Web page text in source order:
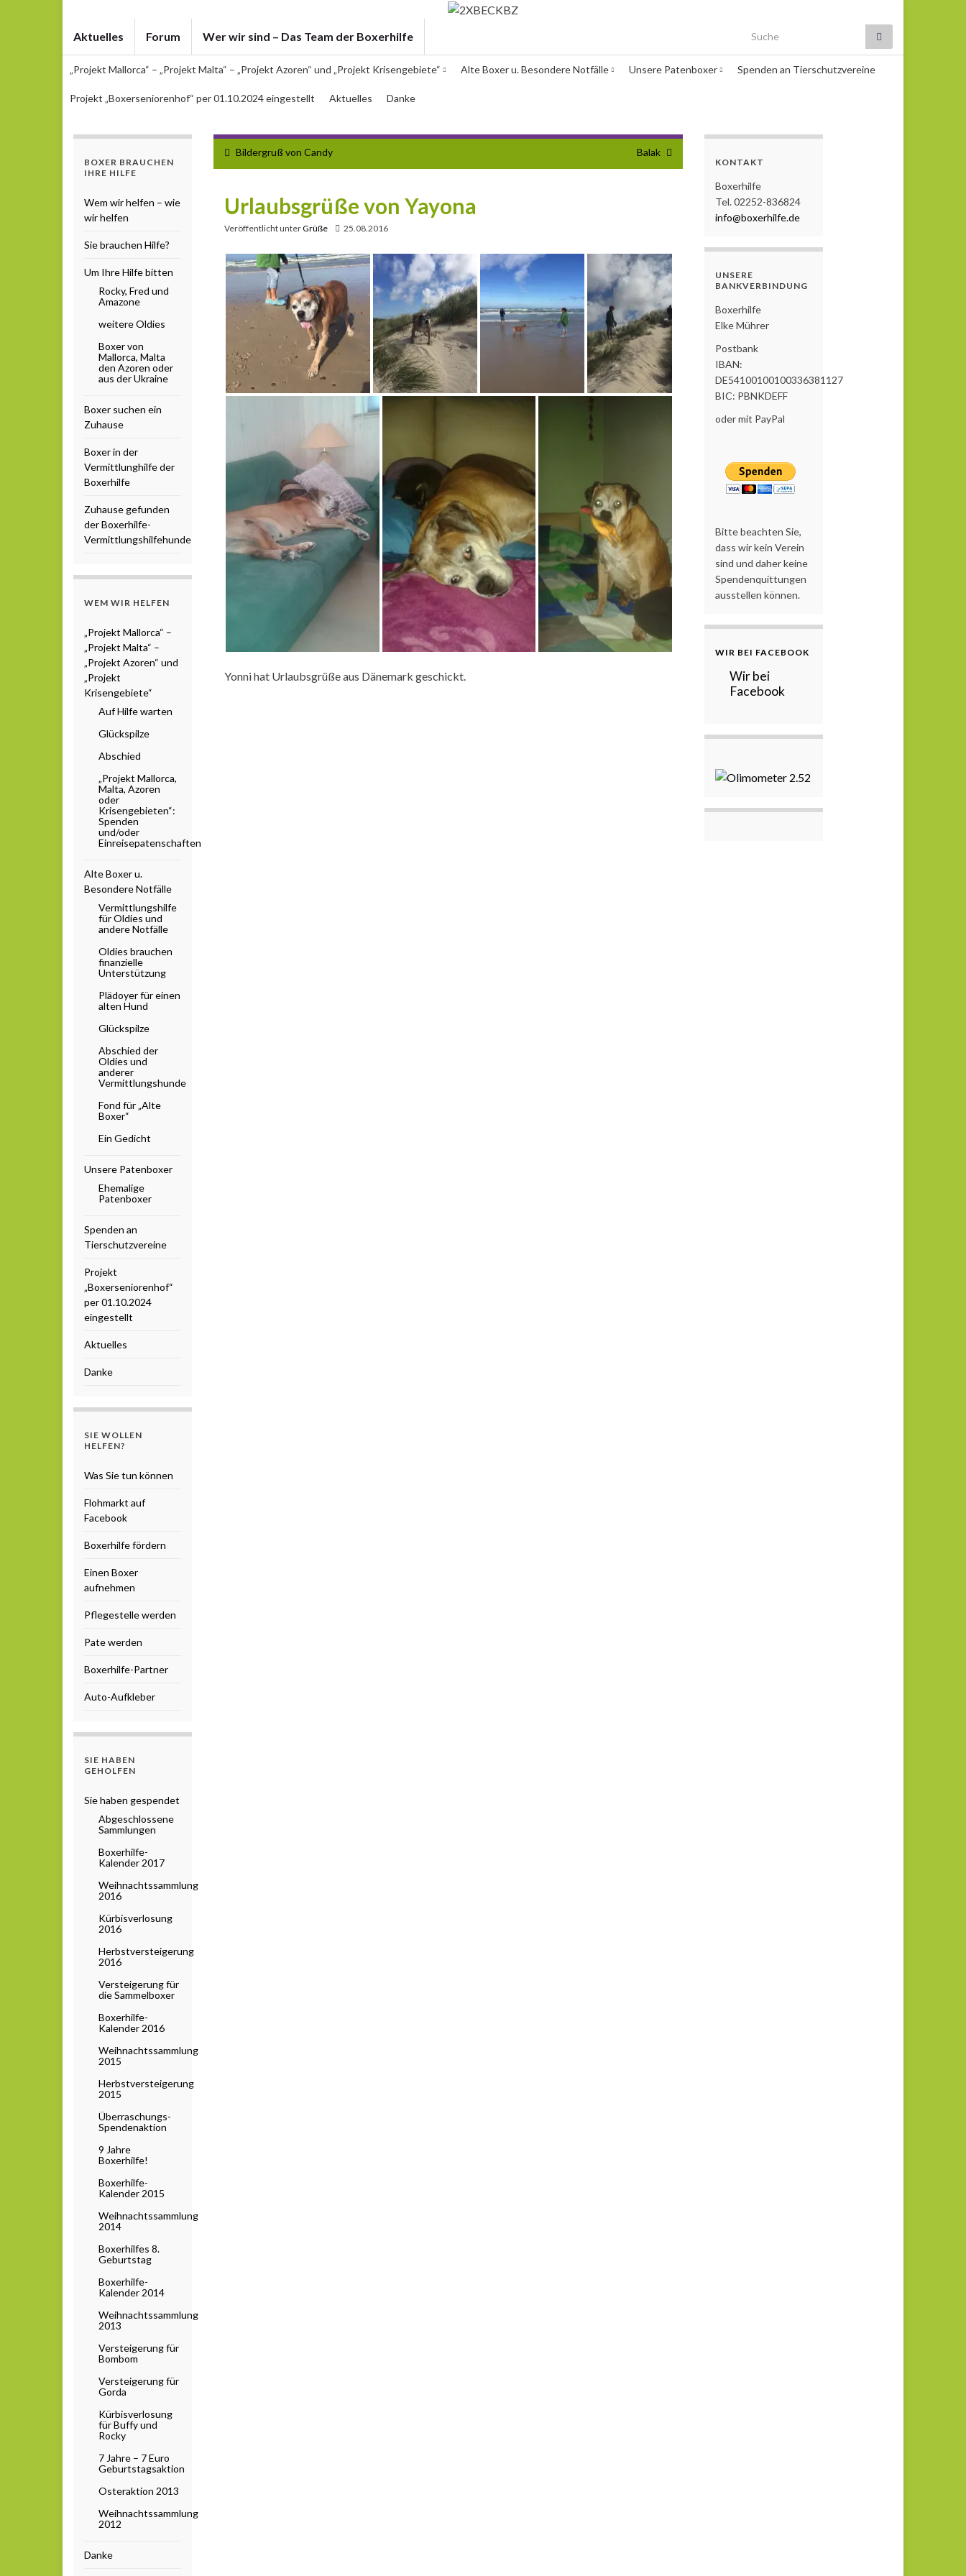
Aktuelles Forum Wer wir sind – Das Team der Boxerhilfe Search for:
„Projekt Mallorca“ – „Projekt Malta“ – „Projekt Azoren“ und „Projekt Krisengebiete“ Alte Boxer u. Besondere Notfälle Unsere Patenboxer Spenden an Tierschutzvereine
Projekt „Boxerseniorenhof“ per 01.10.2024 eingestellt Aktuelles Danke
Bildergruß von Candy Balak
Urlaubsgrüße von Yayona
Veröffentlicht unterGrüße 25.08.2016
Yonni hat Urlaubsgrüße aus Dänemark geschickt.
BOXER BRAUCHEN
IHRE HILFE
Wem wir helfen – wie
wir helfen
Sie brauchen Hilfe?
Um Ihre Hilfe bitten
Rocky, Fred und
Amazone
weitere Oldies
Boxer von
Mallorca, Malta
den Azoren oder
aus der Ukraine
Boxer suchen ein
Zuhause
Boxer in der
Vermittlunghilfe der
Boxerhilfe
Zuhause gefunden
der Boxerhilfe-
Vermittlungshilfehunde
WEM WIR HELFEN
„Projekt Mallorca“ –
„Projekt Malta“ –
„Projekt Azoren“ und
„Projekt
Krisengebiete“
Auf Hilfe warten
Glückspilze
Abschied
„Projekt Mallorca,
Malta, Azoren
oder
Krisengebieten“:
Spenden
und/oder
Einreisepatenschaften
Alte Boxer u.
Besondere Notfälle
Vermittlungshilfe
für Oldies und
andere Notfälle
Oldies brauchen
finanzielle
Unterstützung
Plädoyer für einen
alten Hund
Glückspilze
Abschied der
Oldies und
anderer
Vermittlungshunde
Fond für „Alte
Boxer“
Ein Gedicht
Unsere Patenboxer
Ehemalige
Patenboxer
Spenden an
Tierschutzvereine
Projekt
„Boxerseniorenhof“
per 01.10.2024
eingestellt
Aktuelles
Danke
SIE WOLLEN
HELFEN?
Was Sie tun können
Flohmarkt auf
Facebook
Boxerhilfe fördern
Einen Boxer
aufnehmen
Pflegestelle werden
Pate werden
Boxerhilfe-Partner
Auto-Aufkleber
SIE HABEN
GEHOLFEN
Sie haben gespendet
Abgeschlossene
Sammlungen
Boxerhilfe-
Kalender 2017
Weihnachtssammlung
2016
Kürbisverlosung
2016
Herbstversteigerung
2016
Versteigerung für
die Sammelboxer
Boxerhilfe-
Kalender 2016
Weihnachtssammlung
2015
Herbstversteigerung
2015
Überraschungs-
Spendenaktion
9 Jahre
Boxerhilfe!
Boxerhilfe-
Kalender 2015
Weihnachtssammlung
2014
Boxerhilfes 8.
Geburtstag
Boxerhilfe-
Kalender 2014
Weihnachtssammlung
2013
Versteigerung für
Bombom
Versteigerung für
Gorda
Kürbisverlosung
für Buffy und
Rocky
7 Jahre – 7 Euro
Geburtstagsaktion
Osteraktion 2013
Weihnachtssammlung
2012
Danke
KONTAKT
Boxerhilfe
Tel. 02252-836824
info@boxerhilfe.de
UNSERE
BANKVERBINDUNG
Boxerhilfe
Elke Mührer
Postbank
IBAN:
DE54100100100336381127
BIC: PBNKDEFF
oder mit PayPal
Bitte beachten Sie,
dass wir kein Verein
sind und daher keine
Spendenquittungen
ausstellen können.
WIR BEI FACEBOOK
Wir bei
Facebook